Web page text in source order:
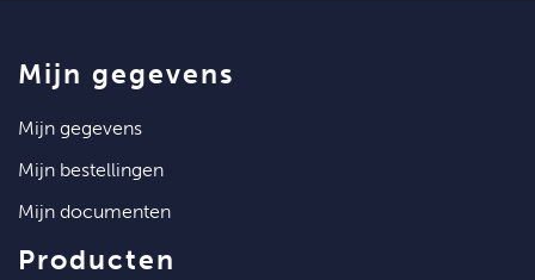
mijn gegevens
mijn gegevens
mijn bestellingen
mijn documenten
producten